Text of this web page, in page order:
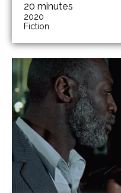
20 minutes
2020
Fiction